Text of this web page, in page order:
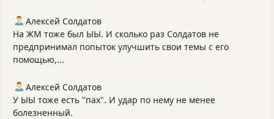
Алексей Солдатов
На ЖМ тоже был ЫЫ. И сколько раз Солдатов не
предпринимал попыток улучшить свои темы с его
помощью,...
Алексей Солдатов
У ЫЫ тоже есть "пах". И удар по нему не менее
болезненный.